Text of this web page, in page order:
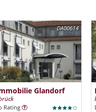
DA00614
Glandorf
Rating